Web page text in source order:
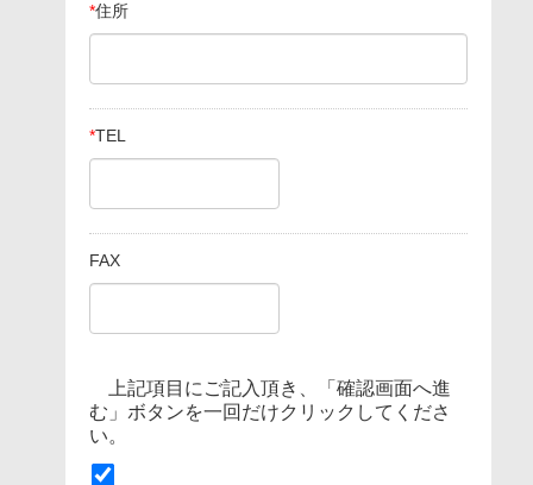
*住所
*TEL
FAX
上記項目にご記入頂き、「確認画面へ進
む」ボタンを一回だけクリックしてくださ
い。